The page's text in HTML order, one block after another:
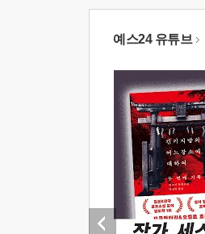
예스24 유튜브